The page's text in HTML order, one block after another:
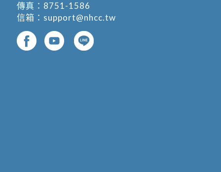
傳真：8751-1586
信箱： support@nhcc.tw